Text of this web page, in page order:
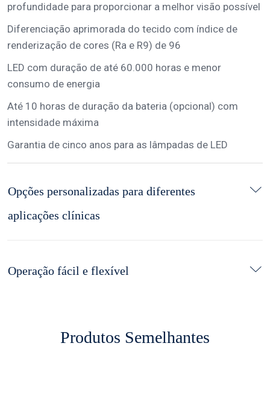
profundidade para proporcionar a melhor visão possível
Diferenciação aprimorada do tecido com índice de
renderização de cores (Ra e R9) de 96
LED com duração de até 60.000 horas e menor
consumo de energia
Até 10 horas de duração da bateria (opcional) com
intensidade máxima
Garantia de cinco anos para as lâmpadas de LED
Opções personalizadas para diferentes
aplicações clínicas
Operação fácil e flexível
Produtos Semelhantes